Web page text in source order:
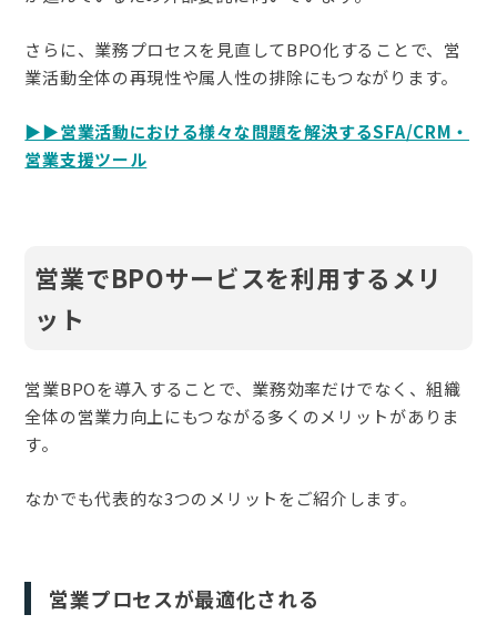
さらに、業務プロセスを見直してBPO化することで、営
業活動全体の再現性や属人性の排除にもつながります。
▶︎▶︎営業活動における様々な問題を解決するSFA/CRM・
営業支援ツール
営業でBPOサービスを利用するメリ
ット
営業BPOを導入することで、業務効率だけでなく、組織
全体の営業力向上にもつながる多くのメリットがありま
す。
なかでも代表的な3つのメリットをご紹介します。
営業プロセスが最適化される